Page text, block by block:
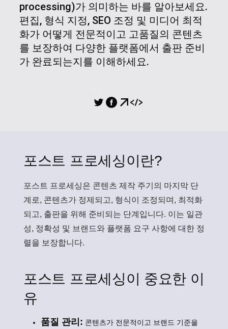
processing)가 의미하는 바를 알아보세요.
편집, 형식 지정, SEO 조정 및 미디어 최적
화가 어떻게 전문적이고 고품질의 콘텐츠
를 보장하여 다양한 플랫폼에서 출판 준비
가 완료되는지를 이해하세요.
포스트 프로세싱이란?
포스트 프로세싱은 콘텐츠 제작 주기의 마지막 단
계로, 콘텐츠가 정제되고, 형식이 조정되며, 최적화
되고, 출판을 위해 준비되는 단계입니다. 이는 일관
성, 정확성 및 브랜드와 플랫폼 요구 사항에 대한 정
렬을 보장합니다.
포스트 프로세싱이 중요한 이
유
품질 관리: 콘텐츠가 전문적이고 브랜드 기준을